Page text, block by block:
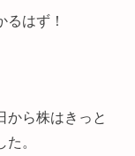
はず！
から株はきっと
。